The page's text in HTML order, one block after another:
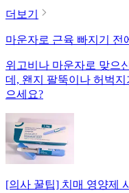
더보기
마운자로 근육 빠지기 전
위고비나 마운자로 맞으
데, 왠지 팔뚝이나 허벅
으세요?
[의사 꿀팁] 치매 영양제